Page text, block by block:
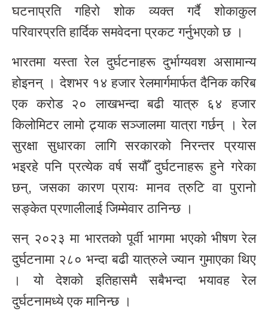
घटनाप्रति गहिरो शोक व्यक्त गर्दै शोकाकुल
परिवारप्रति हार्दिक समवेदना प्रकट गर्नुभएको छ ।
भारतमा यस्ता रेल दुर्घटनाहरू दुर्भाग्यवश असामान्य
होइनन् । देशभर १४ हजार रेलमार्गमार्फत दैनिक करिब
एक करोड २० लाखभन्दा बढी यात्रु ६४ हजार
किलोमिटर लामो ट्र्याक सञ्जालमा यात्रा गर्छन् । रेल
सुरक्षा सुधारका लागि सरकारको निरन्तर प्रयास
भइरहे पनि प्रत्येक वर्ष सयौँ दुर्घटनाहरू हुने गरेका
छन्, जसका कारण प्रायः मानव त्रुटि वा पुरानो
सङ्केत प्रणालीलाई जिम्मेवार ठानिन्छ ।
सन् २०२३ मा भारतको पूर्वी भागमा भएको भीषण रेल
दुर्घटनामा २८० भन्दा बढी यात्रुले ज्यान गुमाएका थिए
। यो देशको इतिहासमै सबैभन्दा भयावह रेल
दुर्घटनामध्ये एक मानिन्छ ।